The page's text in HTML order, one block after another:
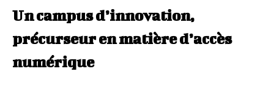
Un campus d’innovation,
précurseur en matière d’accès
numérique